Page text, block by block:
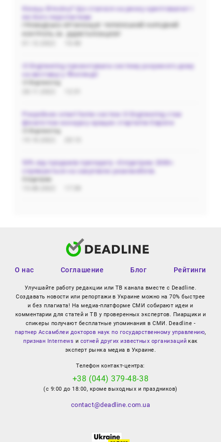
Кінець біткоїну? Що сталося на ринку криптовалют і
які його перспективи
i3 Engineering презентувала систему розумного дому
на виставці у Фінляндії
Розробник smart home систем i3 Engineering став
фіналістом конкурсу кращих стартапів Європи
50% від продажів препарату «Олідетрим 2000»
спрямуються на закупівлю реанімобілів.
Олідетрим
О нас Соглашение Блог Рейтинги
Улучшайте работу редакции или ТВ канала вместе с Deadline.
Создавать новости или репортажи в Украине можно на 70% быстрее
и без плагиата! На медиа-платформе СМИ собирают идеи и
комментарии для статей и ТВ у проверенных экспертов. Пиарщики и
спикеры получают бесплатные упоминания в СМИ. Deadline -
партнер Ассамблеи докторов наук по государственному управлению,
признан Internews и сотней других известных организацийкак
эксперт рынка медиа в Украине.
Телефон контакт-центра:
+38 (044) 379-48-38
(с 9:00 до 18:00, кроме выходных и праздников)
contact@deadline.com.ua